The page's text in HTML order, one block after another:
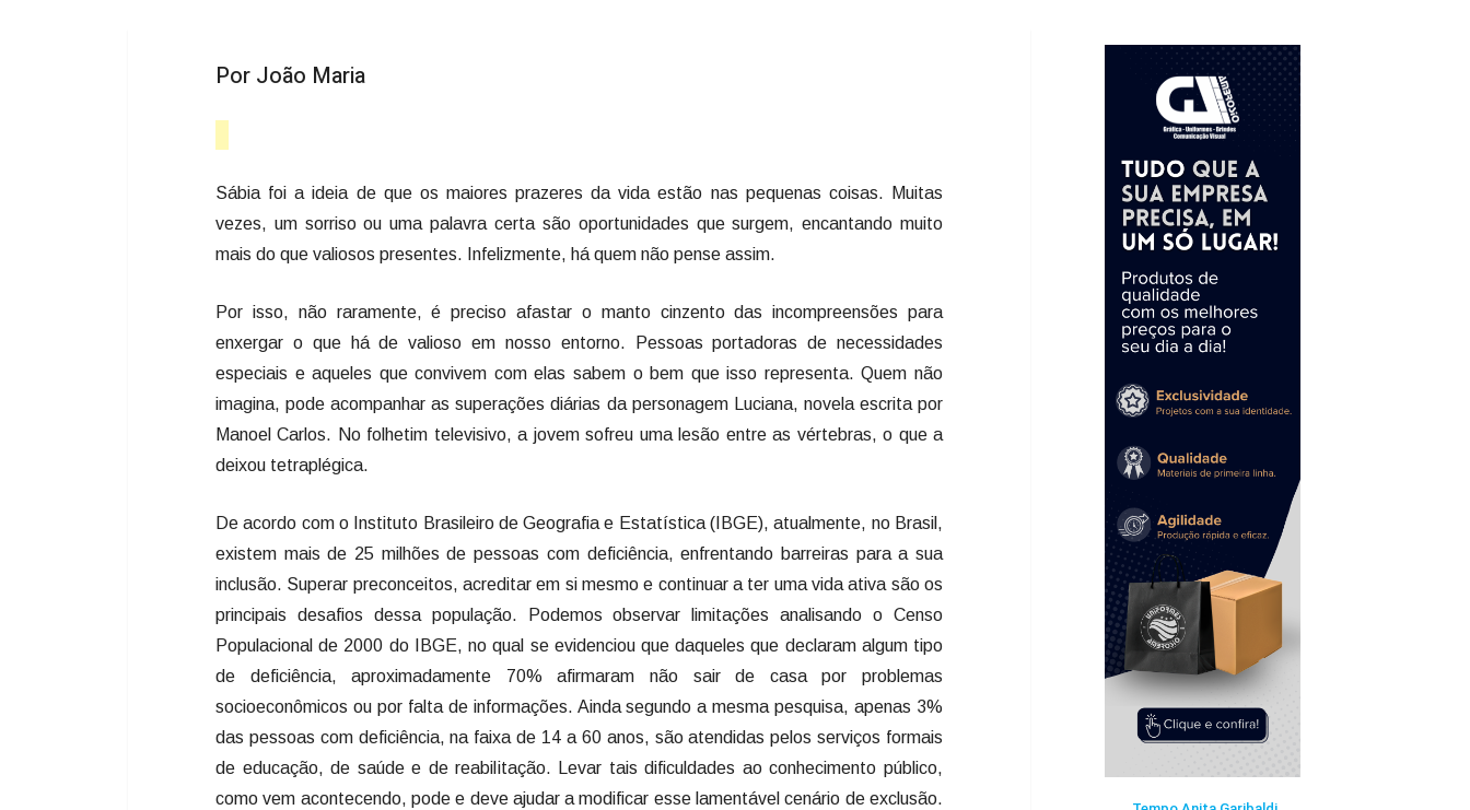
Por João Maria
Sábia foi a ideia de que os maiores prazeres da vida estão nas pequenas coisas. Muitas
vezes, um sorriso ou uma palavra certa são oportunidades que surgem, encantando muito
mais do que valiosos presentes. Infelizmente, há quem não pense assim.
Por isso, não raramente, é preciso afastar o manto cinzento das incompreensões para
enxergar o que há de valioso em nosso entorno. Pessoas portadoras de necessidades
especiais e aqueles que convivem com elas sabem o bem que isso representa. Quem não
imagina, pode acompanhar as superações diárias da personagem Luciana, novela escrita por
Manoel Carlos. No folhetim televisivo, a jovem sofreu uma lesão entre as vértebras, o que a
deixou tetraplégica.
De acordo com o Instituto Brasileiro de Geografia e Estatística (IBGE), atualmente, no Brasil,
existem mais de 25 milhões de pessoas com deficiência, enfrentando barreiras para a sua
inclusão. Superar preconceitos, acreditar em si mesmo e continuar a ter uma vida ativa são os
principais desafios dessa população. Podemos observar limitações analisando o Censo
Populacional de 2000 do IBGE, no qual se evidenciou que daqueles que declaram algum tipo
de deficiência, aproximadamente 70% afirmaram não sair de casa por problemas
socioeconômicos ou por falta de informações. Ainda segundo a mesma pesquisa, apenas 3%
das pessoas com deficiência, na faixa de 14 a 60 anos, são atendidas pelos serviços formais
de educação, de saúde e de reabilitação. Levar tais dificuldades ao conhecimento público,
como vem acontecendo, pode e deve ajudar a modificar esse lamentável cenário de exclusão.